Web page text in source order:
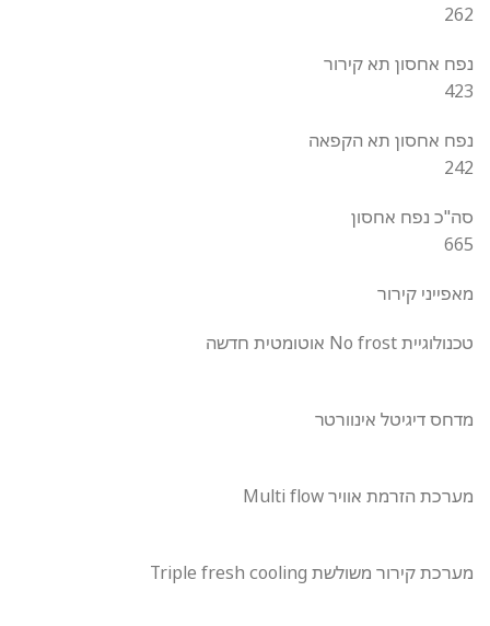
262
נפח אחסון תא קירור
423
נפח אחסון תא הקפאה
242
סה"כ נפח אחסון
665
מאפייני קירור
טכנולוגיית No frost אוטומטית חדשה
מדחס דיגיטל אינוורטר
מערכת הזרמת אוויר Multi flow
מערכת קירור משולשת Triple fresh cooling